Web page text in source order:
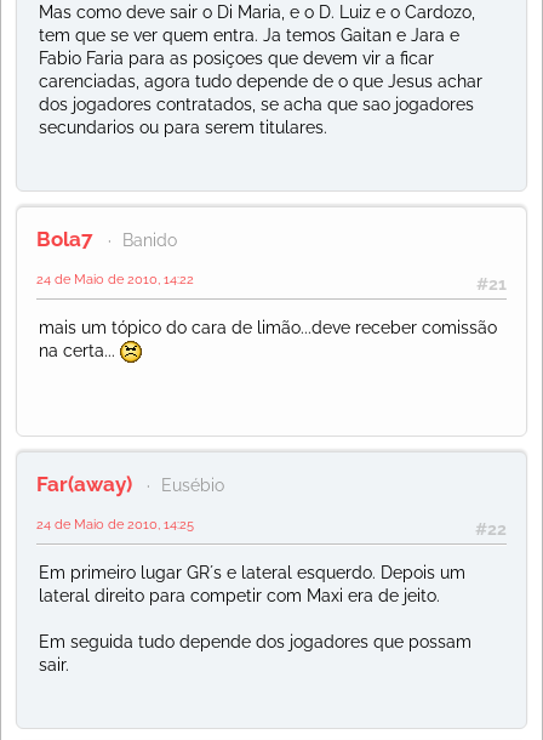
Mas como deve sair o Di Maria, e o D. Luiz e o Cardozo,
tem que se ver quem entra. Ja temos Gaitan e Jara e
Fabio Faria para as posiçoes que devem vir a ficar
carenciadas, agora tudo depende de o que Jesus achar
dos jogadores contratados, se acha que sao jogadores
secundarios ou para serem titulares.
Bola7 Banido
#21
24 de Maio de 2010, 14:22
mais um tópico do cara de limão...deve receber comissão
na certa...
Far(away) Eusébio
#22
24 de Maio de 2010, 14:25
Em primeiro lugar GR´s e lateral esquerdo. Depois um
lateral direito para competir com Maxi era de jeito.
Em seguida tudo depende dos jogadores que possam
sair.